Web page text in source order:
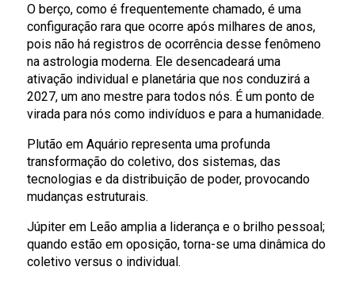
O berço, como é frequentemente chamado, é uma
configuração rara que ocorre após milhares de anos,
pois não há registros de ocorrência desse fenômeno
na astrologia moderna. Ele desencadeará uma
ativação individual e planetária que nos conduzirá a
2027, um ano mestre para todos nós. É um ponto de
virada para nós como indivíduos e para a humanidade.
Plutão em Aquário representa uma profunda
transformação do coletivo, dos sistemas, das
tecnologias e da distribuição de poder, provocando
mudanças estruturais.
Júpiter em Leão amplia a liderança e o brilho pessoal;
quando estão em oposição, torna-se uma dinâmica do
coletivo versus o individual.